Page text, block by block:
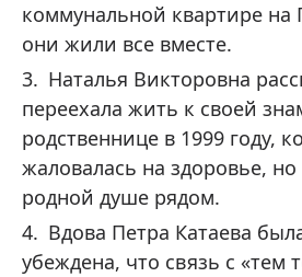
коммунальной квартире на
они жили все вместе.
Наталья Викторовна
переехала жить к своей
родственнице в 1999 году,
жаловалась на здоровье,
родной душе рядом.
Вдова Петра Катаева
убеждена, что связь с «тем